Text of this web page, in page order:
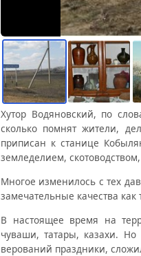
Хутор Водяновский, по
сколько помнят жители,
приписан к станице
земледелием,
Многое изменилось с тех
замечательные качества
В настоящее время на
чуваши, татары, казахи.
верований праздники,